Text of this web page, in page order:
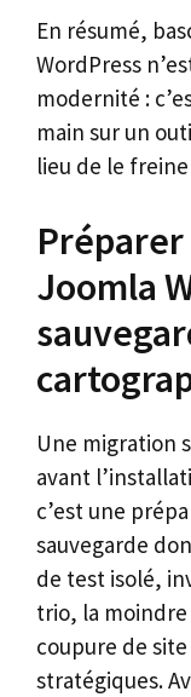
En résumé,
WordPress
modernité :
main sur un
lieu de le
Joomla
Une migration
avant
c’est une
sauvegarde
de test isolé,
trio, la
coupure de
stratégiques.